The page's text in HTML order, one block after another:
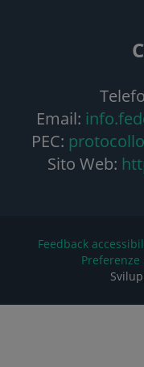
Email:
PEC:
Sito Web:
Feedback
Preferenze